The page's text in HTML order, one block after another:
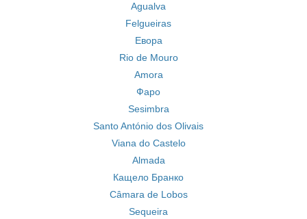
Agualva
Felgueiras
Евора
Rio de Mouro
Amora
Фаро
Sesimbra
Santo António dos Olivais
Viana do Castelo
Almada
Кащело Бранко
Câmara de Lobos
Sequeira